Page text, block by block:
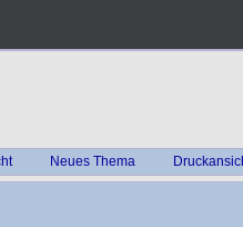
Neues Thema